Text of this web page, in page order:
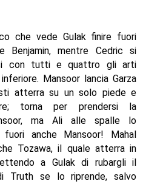
che vede Gulak finire fuori
Benjamin, mentre Cedric si
con tutti e quattro gli arti
Mansoor lancia Garza
atterra su un solo piede e
torna per prendersi la
ma Ali alle spalle lo
anche Mansoor! Mahal
Tozawa, il quale atterra in
a Gulak di rubargli il
Truth se lo riprende, salvo